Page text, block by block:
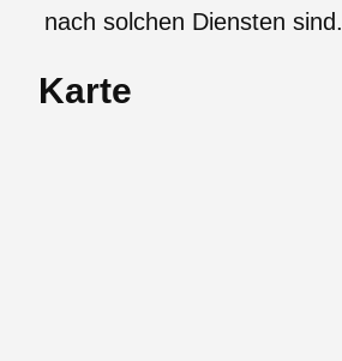
nach solchen Diensten sind.
Karte